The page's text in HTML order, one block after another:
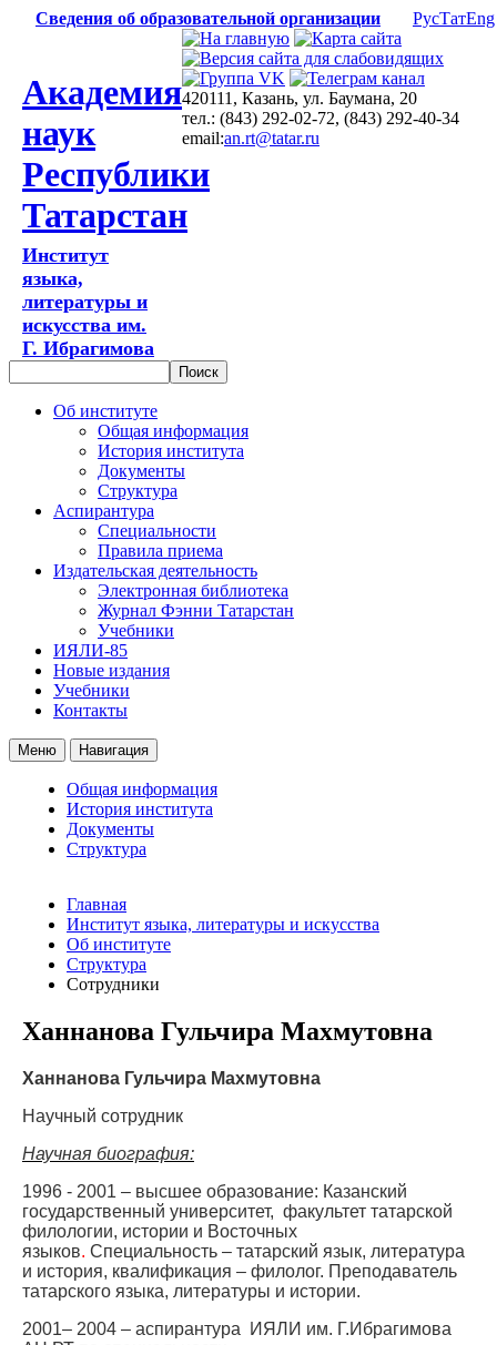
Сведения об образовательной организации РусТатEng
Академия
наук
Республики
Татарстан
Институт
языка,
литературы и
искусства им.
Г. Ибрагимова
420111, Казань, ул. Баумана, 20
тел.: (843) 292-02-72, (843) 292-40-34
email:an.rt@tatar.ru
Об институте
Общая информация
История института
Документы
Структура
Аспирантура
Специальности
Правила приема
Издательская деятельность
Электронная библиотека
Журнал Фэнни Татарстан
Учебники
ИЯЛИ-85
Новые издания
Учебники
Контакты
Меню Навигация
Общая информация
История института
Документы
Структура
Главная
Институт языка, литературы и искусства
Об институте
Структура
Сотрудники
Ханнанова Гульчира Махмутовна
Ханнанова Гульчира Махмутовна
Научный сотрудник
Научная биография:
1996 - 2001 – высшее образование: Казанский
государственный университет, факультет татарской
филологии, истории и Восточных
языков. Специальность – татарский язык, литература
и история, квалификация – филолог. Преподаватель
татарского языка, литературы и истории.
2001– 2004 – аспирантура ИЯЛИ им. Г.Ибрагимова